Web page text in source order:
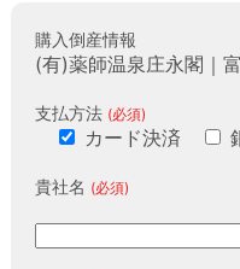
購入倒産情報
(有)薬師温泉庄永閣｜
支払方法 (必須)
カード決済
貴社名 (必須)